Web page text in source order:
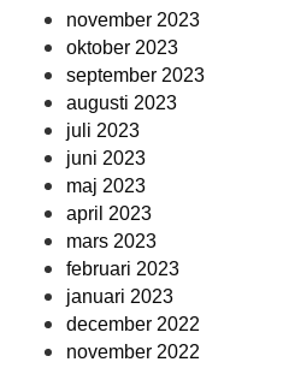
november 2023
oktober 2023
september 2023
augusti 2023
juli 2023
juni 2023
maj 2023
april 2023
mars 2023
februari 2023
januari 2023
december 2022
november 2022